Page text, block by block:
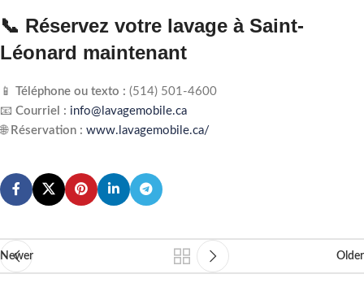
📞 Réservez votre lavage à Saint-
Léonard maintenant
📱 Téléphone ou texto : (514) 501‑4600
📧 Courriel : info@lavagemobile.ca
🌐 Réservation : www.lavagemobile.ca/
Newer Older